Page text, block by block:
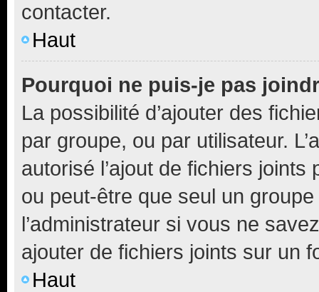
contacter.
Haut
Pourquoi ne puis-je pas
La possibilité d’ajouter des
par groupe, ou par utilisateur.
autorisé l’ajout de fichiers
ou peut-être que seul un
l’administrateur si vous ne
ajouter de fichiers joints sur un
Haut